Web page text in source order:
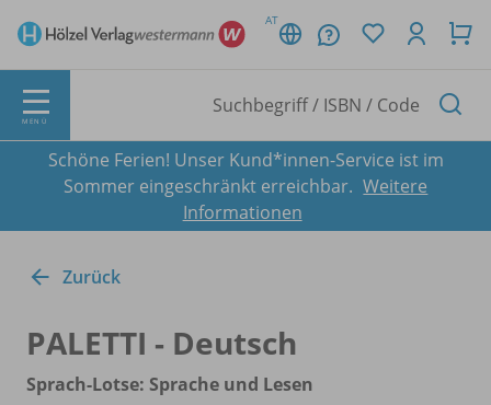
AT
MENÜ
Schöne Ferien! Unser Kund*innen-Service ist im
Sommer eingeschränkt erreichbar. Weitere
Informationen
Zurück
PALETTI - Deutsch
Sprach-Lotse: Sprache und Lesen